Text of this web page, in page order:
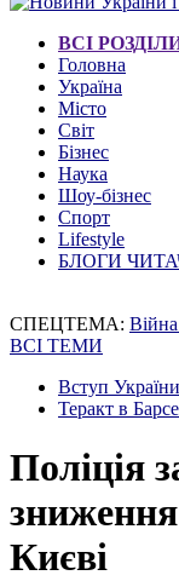
ВСІ
Головна
Україна
Місто
Світ
Бізнес
Наука
Шоу-бізнес
Спорт
Lifestyle
БЛОГИ
СПЕЦТЕМА: Війна
ВСІ ТЕМИ
Вступ
Теракт в
Поліція
Києві